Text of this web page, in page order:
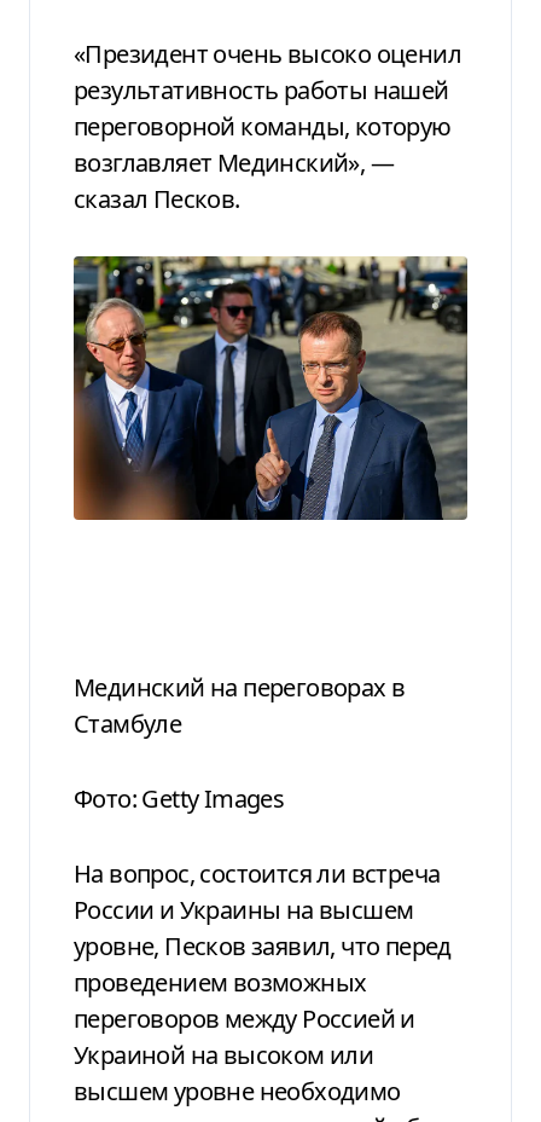
«Президент очень высоко оценил
результативность работы нашей
переговорной команды, которую
возглавляет Мединский», —
сказал Песков.
Мединский на переговорах в
Стамбуле
Фото: Getty Images
На вопрос, состоится ли встреча
России и Украины на высшем
уровне, Песков заявил, что перед
проведением возможных
переговоров между Россией и
Украиной на высоком или
высшем уровне необходимо